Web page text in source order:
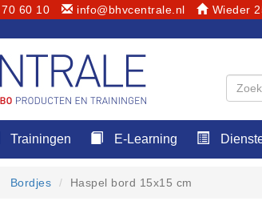
60 10 info@bhvcentrale.nl Wieder
Trainingen E-Learning
Bordjes Haspel bord 15x15 cm